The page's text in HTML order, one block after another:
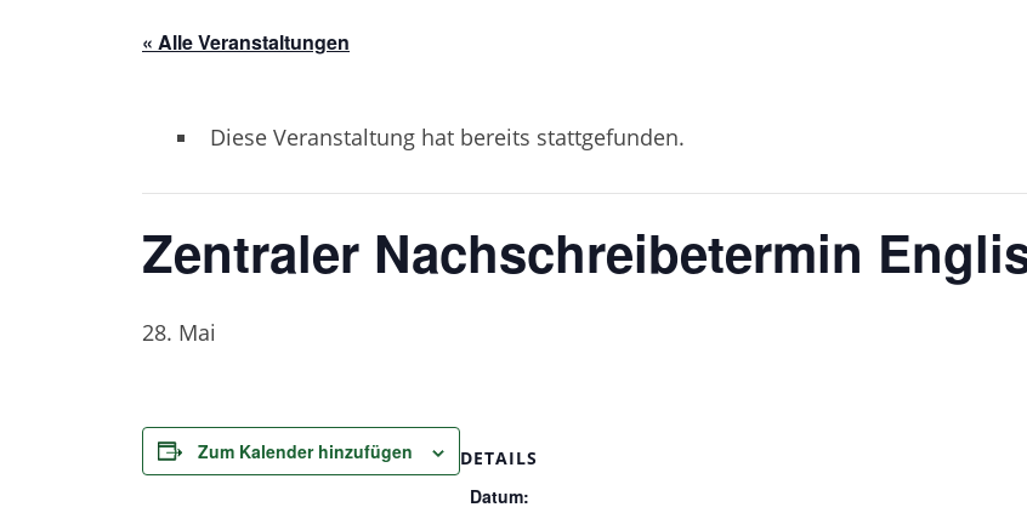
« Alle Veranstaltungen
Diese Veranstaltung hat bereits stattgefunden.
Zentraler Nachschreibetermin
28. Mai
Zum Kalender hinzufügen DETAILS
Datum: